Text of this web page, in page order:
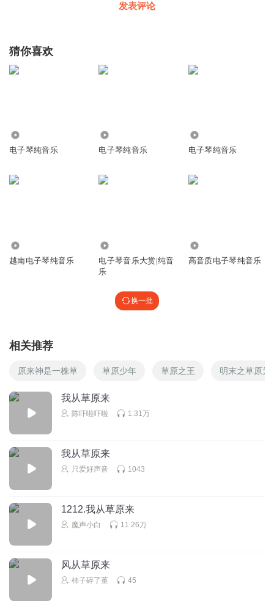
发表评论
猜你喜欢
电子琴纯音乐 电子琴纯音乐 电子琴纯音乐
越南电子琴纯音乐
电子琴音乐大赏|纯音
乐
高音质电子琴纯音乐
换一批
相关推荐
原来神是一株草 草原少年 草原之王 明末之草原为
我从草原来
陈吓啦吓啦 1.31万
我从草原来
只爱好声音 1043
1212.我从草原来
魔声小白 11.26万
风从草原来
柿子碎了堇 45